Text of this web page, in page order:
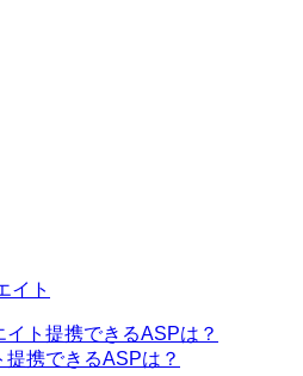
ト提携できるASPは？
携できるASPは？